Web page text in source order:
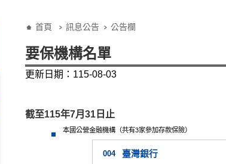
首頁 訊息公告 公告欄
要保機構名單
更新日期：115-08-03
截至115年7月31日止
本國公營金融機構（共有3家參加存款保險）
004 臺灣銀行